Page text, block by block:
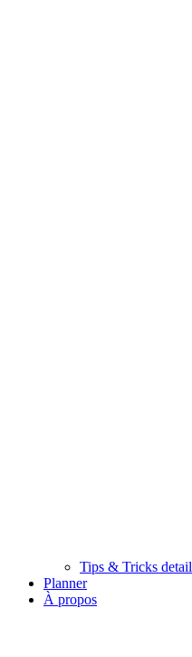
Tips & Tricks detail
Planner
À propos